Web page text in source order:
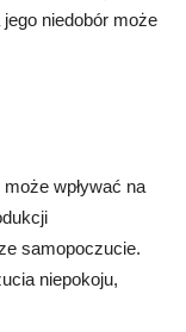
jego niedobór może
wpływać na
samopoczucie.
niepokoju,